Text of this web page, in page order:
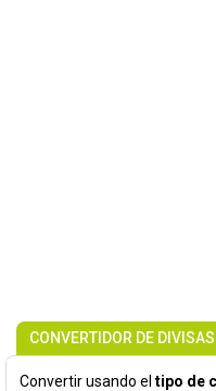
CONVERTIDOR DE DIVISAS
Convertir usando el tipo de